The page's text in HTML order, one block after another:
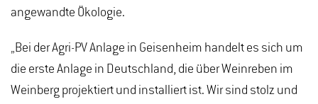
angewandte Ökologie.
„Bei der Agri-PV Anlage in Geisenheim handelt es sich um
die erste Anlage in Deutschland, die über Weinreben im
Weinberg projektiert und installiert ist. Wir sind stolz und